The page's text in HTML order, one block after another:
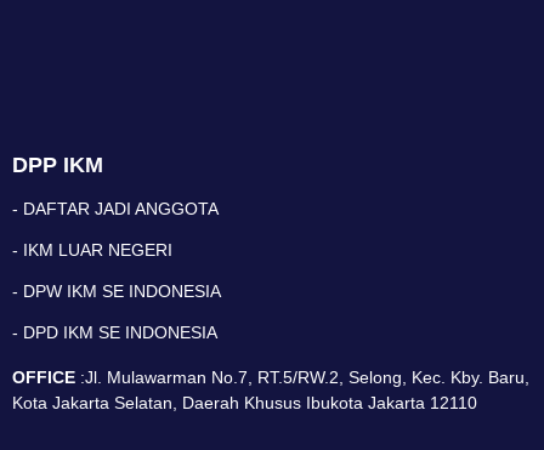
DPP IKM
- DAFTAR JADI ANGGOTA
- IKM LUAR NEGERI
- DPW IKM SE INDONESIA
- DPD IKM SE INDONESIA
OFFICE :Jl. Mulawarman No.7, RT.5/RW.2, Selong, Kec. Kby. Baru,
Kota Jakarta Selatan, Daerah Khusus Ibukota Jakarta 12110